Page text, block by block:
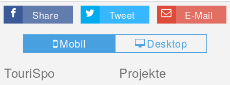
Share Tweet E-Mail
Mobil Desktop
TouriSpo Projekte